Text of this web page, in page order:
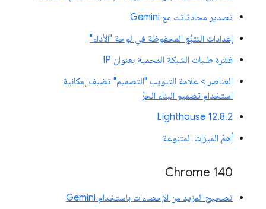
تصدير محادثاتك مع Gemini
إعدادات التتبُّع المحفوظة في لوحة "الأداء"
فلترة طلبات الشبكة المحمية بعنوان IP
العناصر > علامة التبويب "التصميم" تضيف إمكانية
استخدام تصميم البناء الحرّ
‫Lighthouse 12.8.2
أهمّ الميزات المتنوعة
Chrome 140
تصحيح المزيد من الإحصاءات باستخدام Gemini